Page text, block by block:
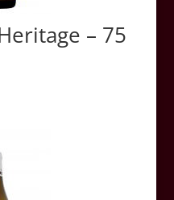
– 75